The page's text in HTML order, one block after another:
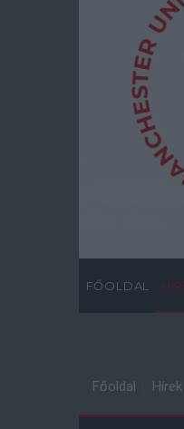
FŐOLDAL
Főoldal Hírek